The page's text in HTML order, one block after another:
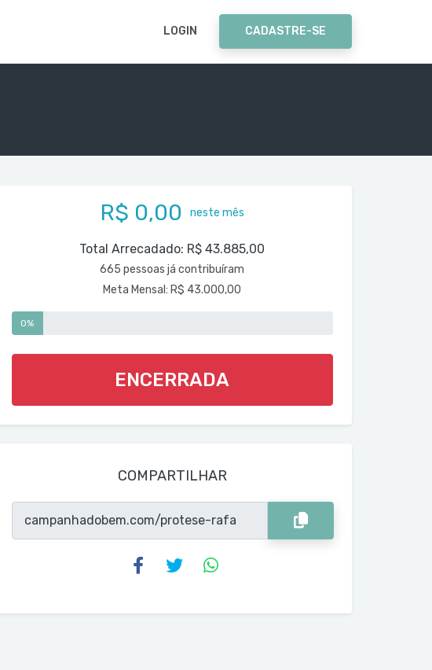
LOGIN CADASTRE-SE
R$ 0,00 neste mês
Total Arrecadado: R$ 43.885,00
665 pessoas já contribuíram
Meta Mensal: R$ 43.000,00
0%
ENCERRADA
COMPARTILHAR